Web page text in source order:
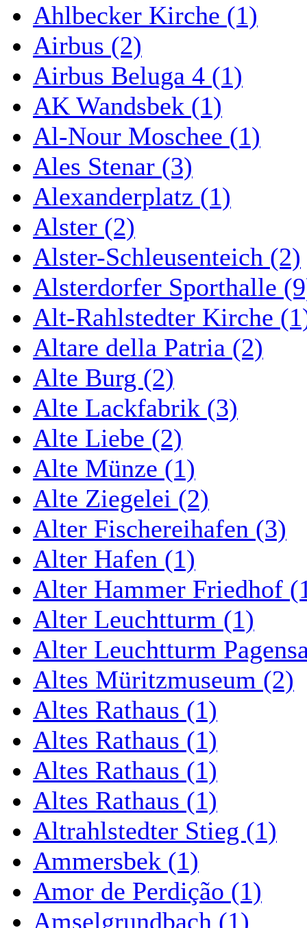
Ahlbecker Kirche (1)
Airbus (2)
Airbus Beluga 4 (1)
AK Wandsbek (1)
Al-Nour Moschee (1)
Ales Stenar (3)
Alexanderplatz (1)
Alster (2)
Alster-Schleusenteich (2)
Alsterdorfer Sporthalle
Alt-Rahlstedter Kirche
Altare della Patria (2)
Alte Burg (2)
Alte Lackfabrik (3)
Alte Liebe (2)
Alte Münze (1)
Alte Ziegelei (2)
Alter Fischereihafen (3)
Alter Hafen (1)
Alter Hammer Friedhof
Alter Leuchtturm (1)
Alter Leuchtturm
Altes Müritzmuseum (2)
Altes Rathaus (1)
Altes Rathaus (1)
Altes Rathaus (1)
Altes Rathaus (1)
Altrahlstedter Stieg (1)
Ammersbek (1)
Amor de Perdição (1)
Amselgrundbach (1)